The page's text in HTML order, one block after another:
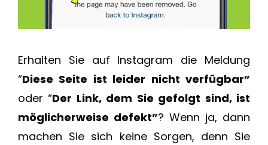
Erhalten Sie auf Instagram die Meldung
“Diese Seite ist leider nicht verfügbar”
oder “Der Link, dem Sie gefolgt sind, ist
möglicherweise defekt”? Wenn ja, dann
machen Sie sich keine Sorgen, denn Sie